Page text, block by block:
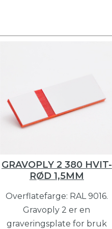
GRAVOPLY 2 380 HVIT-
RØD 1,5MM
Overflatefarge: RAL 9016.
Gravoply 2 er en
graveringsplate for bruk